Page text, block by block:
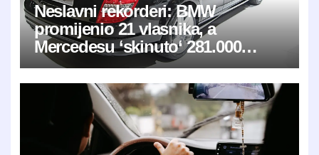
Neslavni rekorderi: BMW
promijenio 21 vlasnika, a
Mercedesu ‘skinuto‘ 281.000
kilometara